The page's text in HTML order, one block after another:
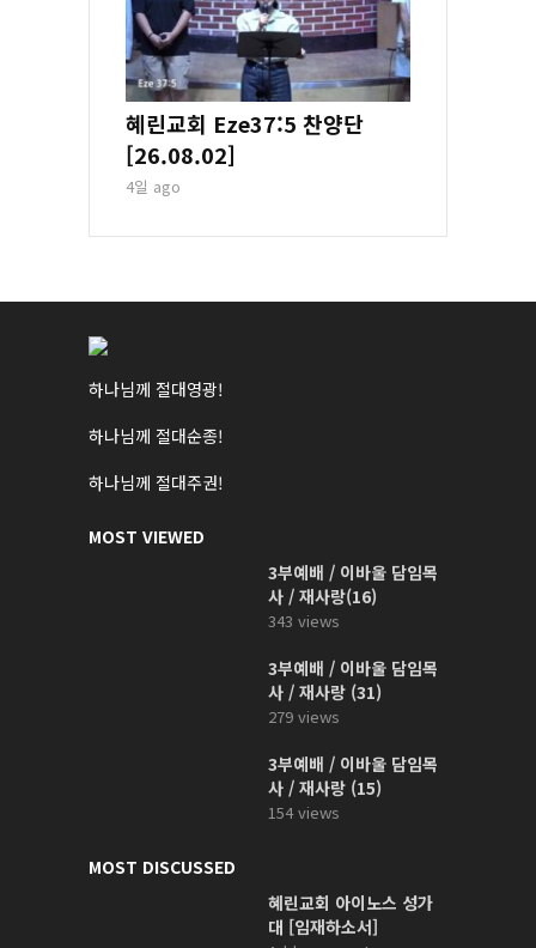
혜린교회 Eze37:5 찬양단
[26.08.02]
4일 ago
하나님께 절대영광!
하나님께 절대순종!
하나님께 절대주권!
MOST VIEWED
3부예배 / 이바울 담임목
사 / 재사랑(16)
343 views
3부예배 / 이바울 담임목
사 / 재사랑 (31)
279 views
3부예배 / 이바울 담임목
사 / 재사랑 (15)
154 views
MOST DISCUSSED
혜린교회 아이노스 성가
대 [임재하소서]